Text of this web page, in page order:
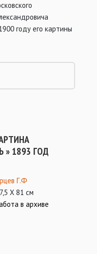
году его картины
» 1893 ГОД
Г.Ф
Х 81 см
в архиве